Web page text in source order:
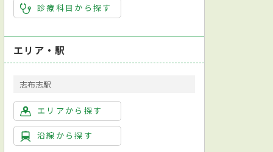
診療科目から探す
エリア・駅
志布志駅
エリアから探す
沿線から探す